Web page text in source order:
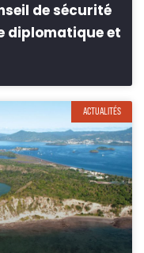
de sécurité
diplomatique et
ACTUALITÉS